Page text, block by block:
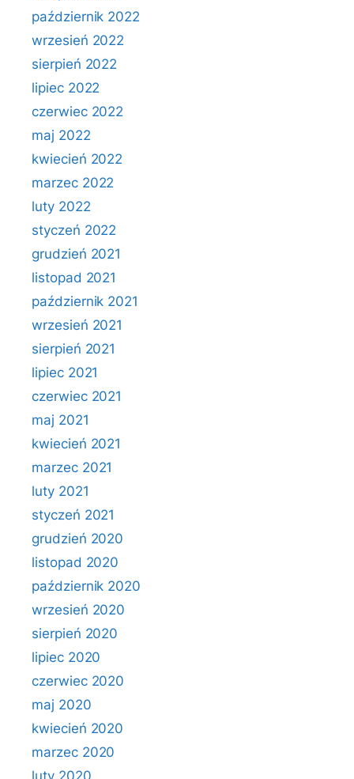
październik 2022
wrzesień 2022
sierpień 2022
lipiec 2022
czerwiec 2022
maj 2022
kwiecień 2022
marzec 2022
luty 2022
styczeń 2022
grudzień 2021
listopad 2021
październik 2021
wrzesień 2021
sierpień 2021
lipiec 2021
czerwiec 2021
maj 2021
kwiecień 2021
marzec 2021
luty 2021
styczeń 2021
grudzień 2020
listopad 2020
październik 2020
wrzesień 2020
sierpień 2020
lipiec 2020
czerwiec 2020
maj 2020
kwiecień 2020
marzec 2020
luty 2020